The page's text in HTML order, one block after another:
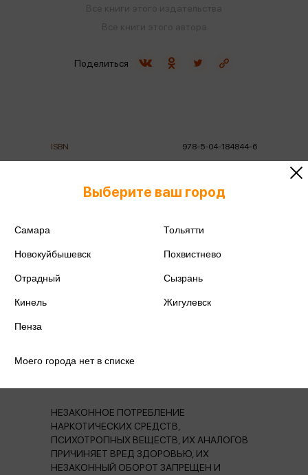
ISBN 978-5-04-184844-6
Поделиться
АннотацияОтзывы
НЕЗАКОННОЕ ПОТРЕБЛЕНИЕ
НАРКОТИЧЕСКИХ СРЕДСТВ,
ПСИХОТРОПНЫХ ВЕЩЕСТВ, ИХ АНАЛОГОВ
ПРИЧИНЯЕТ ВРЕД ЗДОРОВЬЮ, ИХ
НЕЗАКОННЫЙ ОБОРОТ ЗАПРЕЩЕН И
Выберите ваш город
Самара Тольятти
Новокуйбышевск Похвистнево
Отрадный Сызрань
Кинель Жигулевск
Пенза
Моего города нет в списке